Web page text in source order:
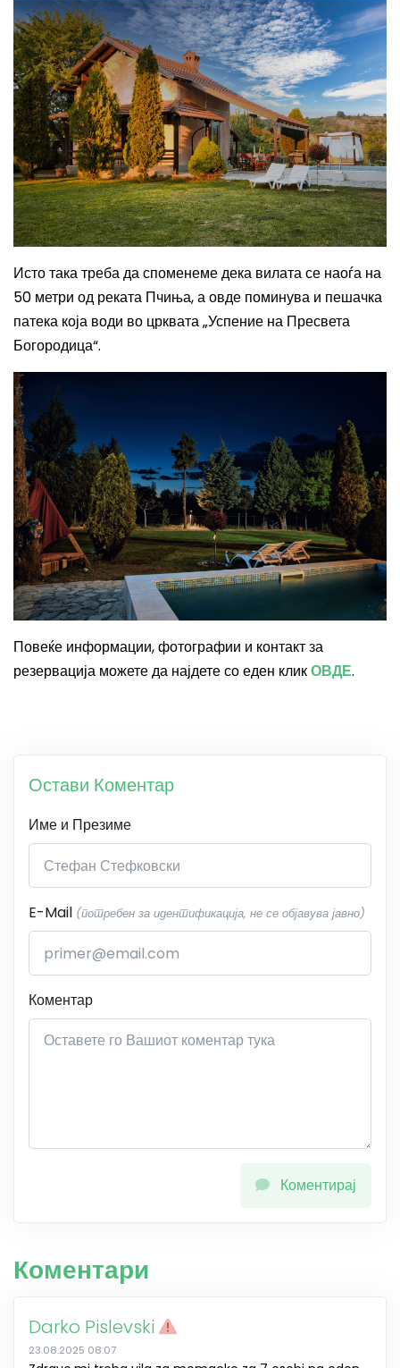
Исто така треба да споменеме дека вилата се наоѓа на
50 метри од реката Пчиња, а овде поминува и пешачка
патека која води во црквата „Успение на Пресвета
Богородица“.
Повеќе информации, фотографии и контакт за
резервација можете да најдете со еден кликОВДЕ.
Остави Коментар
Име и Презиме
E-Mail (потребен за идентификација, не се објавува јавно)
Коментар
Коментирај
Коментари
Darko Pislevski
23.08.2025 08:07